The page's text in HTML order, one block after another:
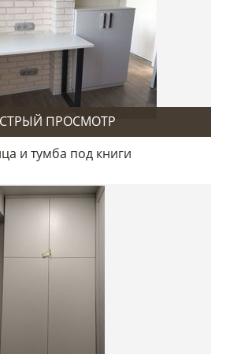
ПРОСМОТР
и тумба под книги